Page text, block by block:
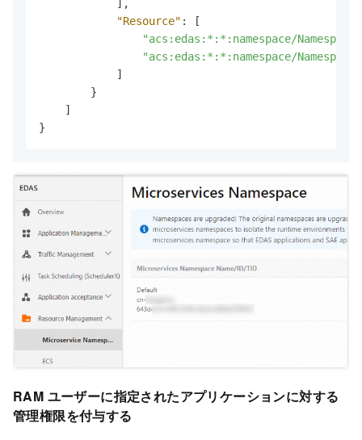
] ,
"Resource" :
[
"acs:edas:*:*:namespace/
"acs:edas:*:*:namespace/
]
}
]
}
RAM ユーザーに指定されたアプリケーションに対する
管理権限を付与する